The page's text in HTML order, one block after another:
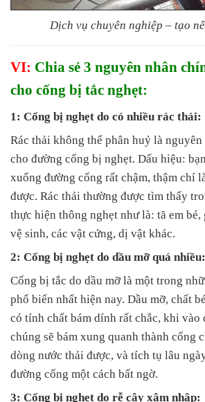
Dịch vụ chuyên nghiệp – tạo
VI: Chia sẻ 3 nguyên nhân
cho cống bị tắc nghẹt:
1: Cống bị nghẹt do có nhiều rác thải:
Rác thải không thể phân huỷ là
cho đường cống bị nghẹt. Dấu hiệu:
xuống đường cống rất chậm, thậm chí
được. Rác thải thường được tìm thấy
thực hiện thông nghẹt như là: tã em bé,
vệ sinh, các vật cứng, dị vật khác.
2: Cống bị nghẹt do dầu mỡ quá nhiều:
Cống bị tắc do dầu mỡ là một trong
phổ biến nhất hiện nay. Dầu mỡ, chất
có tính chất bám dính rất chắc, khi vào
chúng sẽ bám xung quanh thành cống
dòng nước thải được, và tích tụ lâu
đường cống một cách bất ngờ.
3: Cống bị nghẹt do rễ cây xâm nhập: